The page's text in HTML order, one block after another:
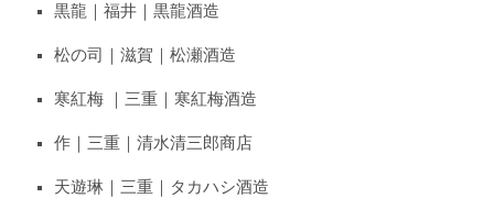
黒龍｜福井｜黒龍酒造
松の司｜滋賀｜松瀬酒造
寒紅梅 ｜三重｜寒紅梅酒造
作｜三重｜清水清三郎商店
天遊琳｜三重｜タカハシ酒造